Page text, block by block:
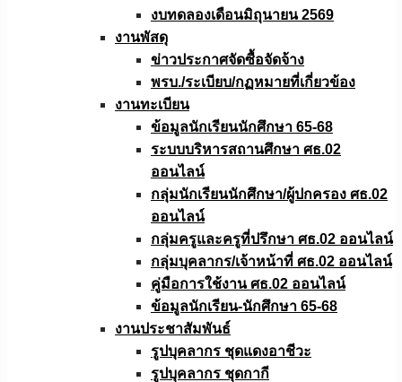
งบทดลองเดือนมิถุนายน 2569
งานพัสดุ
ข่าวประกาศจัดซื้อจัดจ้าง
พรบ./ระเบียบ/กฏหมายที่เกี่ยวข้อง
งานทะเบียน
ข้อมูลนักเรียนนักศึกษา 65-68
ระบบบริหารสถานศึกษา ศธ.02
ออนไลน์
กลุ่มนักเรียนนักศึกษา/ผู้ปกครอง ศธ.02
ออนไลน์
กลุ่มครูและครูที่ปรึกษา ศธ.02 ออนไลน์
กลุ่มบุคลากร/เจ้าหน้าที่ ศธ.02 ออนไลน์
คู่มือการใช้งาน ศธ.02 ออนไลน์
ข้อมูลนักเรียน-นักศึกษา 65-68
งานประชาสัมพันธ์
รูปบุคลากร ชุดแดงอาชีวะ
รูปบุคลากร ชุดกากี